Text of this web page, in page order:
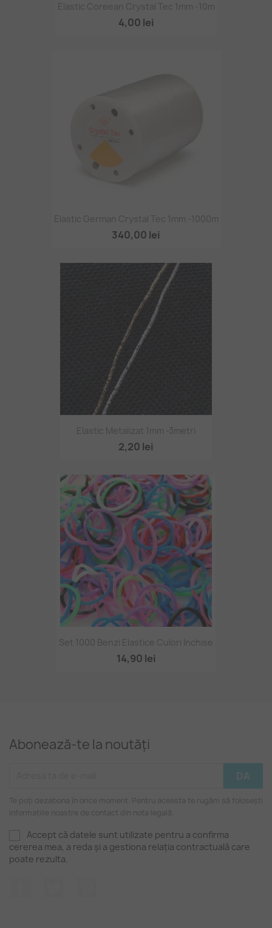
Elastic Coreean Crystal Tec 1mm -10m
4,00 lei
Elastic German Crystal Tec 1mm -1000m
340,00 lei
Elastic Metalizat 1mm -3metri
2,20 lei
Set 1000 Benzi Elastice Culori Inchise
14,90 lei
Abonează-te la noutăți
Te poți dezabona în orice moment. Pentru aceasta te rugăm să folosești
informațiile noastre de contact din nota legală.
Accept că datele sunt utilizate pentru a confirma
cererea mea, a reda și a gestiona relația contractuală care
poate rezulta.